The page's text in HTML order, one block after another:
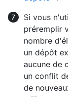
Si vous
préremplir
nombre
un dépôt
aucune de
un conflit
de